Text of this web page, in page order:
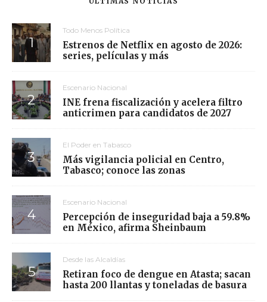
Todo Menos Política
Estrenos de Netflix en agosto de 2026:
series, películas y más
Escenario Nacional
INE frena fiscalización y acelera filtro
anticrimen para candidatos de 2027
El Poder en Tabasco
Más vigilancia policial en Centro,
Tabasco; conoce las zonas
Escenario Nacional
Percepción de inseguridad baja a 59.8%
en México, afirma Sheinbaum
Desde las Alcaldías
Retiran foco de dengue en Atasta; sacan
hasta 200 llantas y toneladas de basura